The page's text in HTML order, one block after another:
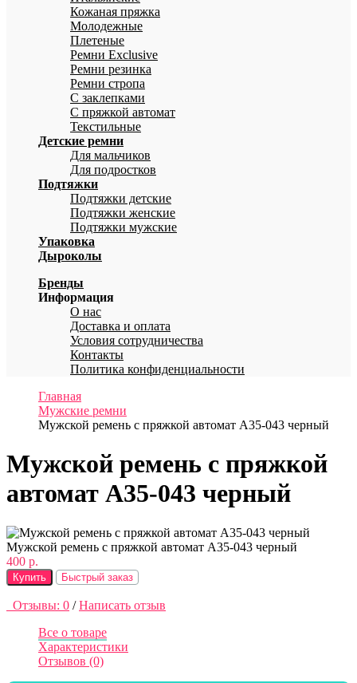
Кожаная пряжка
Молодежные
Плетеные
Ремни Exclusive
Ремни резинка
Ремни стропа
С заклепками
С пряжкой автомат
Текстильные
Детские ремни
Для мальчиков
Для подростков
Подтяжки
Подтяжки детские
Подтяжки женские
Подтяжки мужские
Упаковка
Дыроколы
Бренды
Информация
О нас
Доставка и оплата
Условия сотрудничества
Контакты
Политика конфиденциальности
Главная
Мужские ремни
Мужской ремень с пряжкой автомат A35-043 черный
Мужской ремень с пряжкой
автомат A35-043 черный
Мужской ремень с пряжкой автомат A35-043 черный
400 р.
Купить Быстрый заказ
Отзывы: 0 / Написать отзыв
Все о товаре
Характеристики
Отзывов (0)